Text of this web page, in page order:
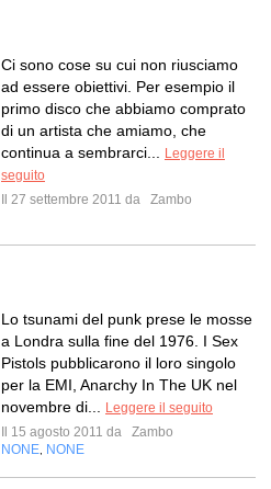
Ci sono cose su cui non riusciamo
ad essere obiettivi. Per esempio il
primo disco che abbiamo comprato
di un artista che amiamo, che
continua a sembrarci...
Leggere il
seguito
Il 27 settembre 2011 da
Zambo
Lo tsunami del punk prese le mosse
a Londra sulla fine del 1976. I Sex
Pistols pubblicarono il loro singolo
per la EMI, Anarchy In The UK nel
novembre di...
Leggere il seguito
Il 15 agosto 2011 da
Zambo
NONE NONE